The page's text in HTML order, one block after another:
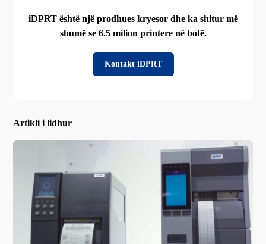
iDPRT është një prodhues kryesor dhe ka shitur më
shumë se 6.5 milion printere në botë.
Kontakt iDPRT
Artikli i lidhur